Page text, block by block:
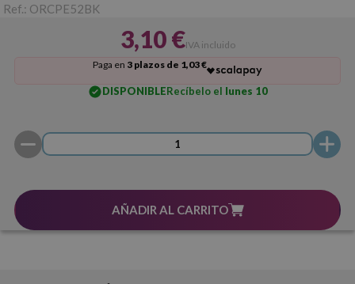
Ref.: ORCPE52BK
3,10 €IVA incluido
Paga en 3 plazos de 1,03 €
DISPONIBLERecíbelo el lunes 10
AÑADIR AL CARRITO